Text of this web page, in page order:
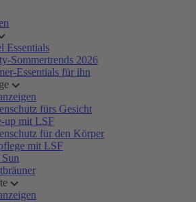
Essentials
Sommertrends 2026
Essentials für ihn
fürs Gesicht
up mit LSF
für den Körper
mit LSF